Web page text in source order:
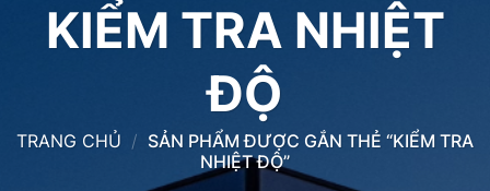
KIỂM TRA NHIỆT
ĐỘ
TRANG CHỦ / SẢN PHẨM ĐƯỢC GẮN THẺ “KIỂM TRA
NHIỆT ĐỘ”